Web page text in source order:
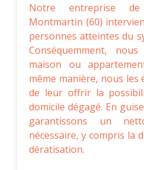
Notre entreprise
Montmartin (60)
personnes atteintes du
Conséquemment,
maison ou
même manière, nous
de leur offrir la
domicile dégagé. En
garantissons un
nécessaire, y compris la
dératisation.